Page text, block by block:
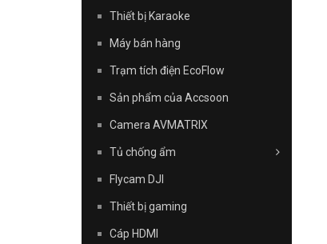
Thiết bị Karaoke
Máy bán hàng
Trạm tích điện EcoFlow
Sản phẩm của Accsoon
Camera AVMATRIX
Tủ chống ẩm
Flycam DJI
Thiết bị gaming
Cáp HDMI